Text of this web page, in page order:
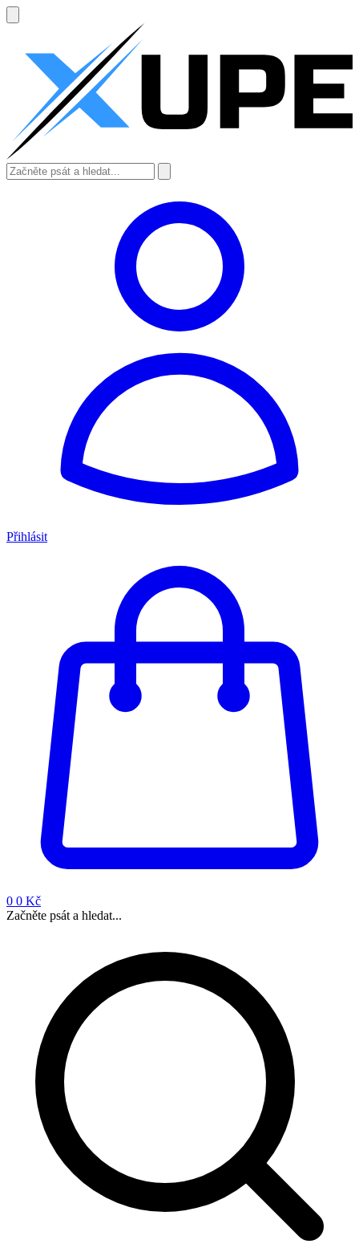
Přihlásit
0 0 Kč
Začněte psát a hledat...